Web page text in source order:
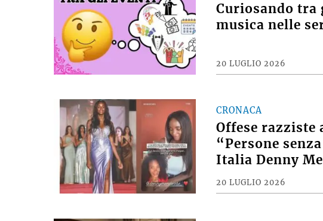
Curiosando
musica nelle
20 LUGLIO 2026
CRONACA
Offese razziste
“Persone
Italia Denny
20 LUGLIO 2026